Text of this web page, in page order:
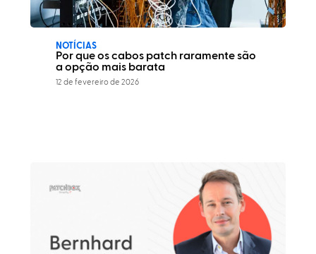
NOTÍCIAS
Por que os cabos patch raramente são
a opção mais barata
12 de fevereiro de 2026